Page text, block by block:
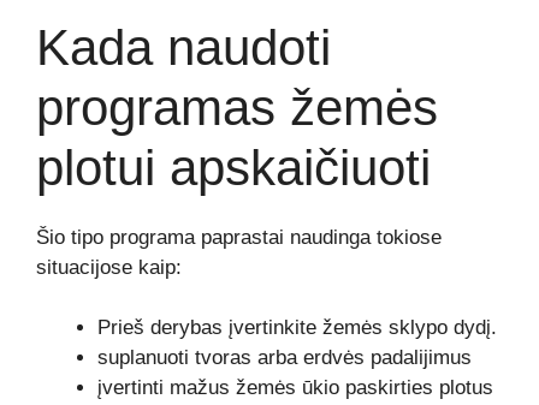
Kada naudoti
programas žemės
plotui apskaičiuoti
Šio tipo programa paprastai naudinga tokiose
situacijose kaip:
Prieš derybas įvertinkite žemės sklypo dydį.
suplanuoti tvoras arba erdvės padalijimus
įvertinti mažus žemės ūkio paskirties plotus